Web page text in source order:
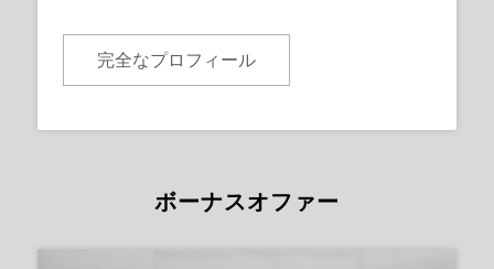
完全なプロフィール
ボーナスオファー